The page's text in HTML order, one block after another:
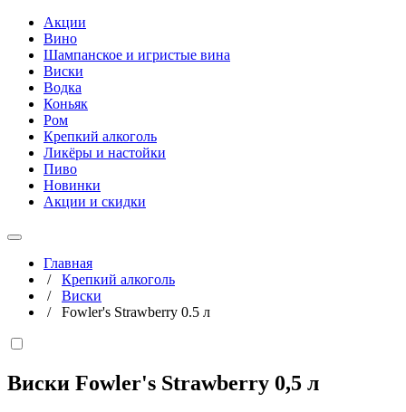
Акции
Вино
Шампанское и игристые вина
Виски
Водка
Коньяк
Ром
Крепкий алкоголь
Ликёры и настойки
Пиво
Новинки
Акции и скидки
Главная
/ Крепкий алкоголь
/ Виски
/ Fowler's Strawberry 0.5 л
Виски Fowler's Strawberry 0,5 л